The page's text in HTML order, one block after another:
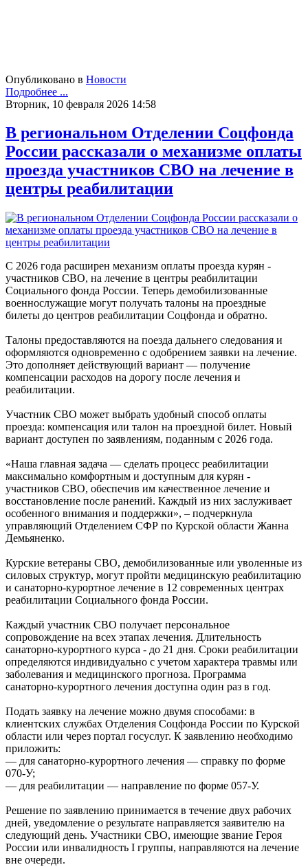
Опубликовано в Новости
Подробнее ...
Вторник, 10 февраля 2026 14:58
В региональном Отделении Соцфонда
России рассказали о механизме оплаты
проезда участников СВО на лечение в
центры реабилитации
С 2026 года расширен механизм оплаты проезда курян -
участников СВО, на лечение в центры реабилитации
Социального фонда России. Теперь демобилизованные
военнослужащие могут получать талоны на проездные
билеты до центров реабилитации Соцфонда и обратно.
Талоны предоставляются на поезда дальнего следования и
оформляются одновременно с одобрением заявки на лечение.
Это дополняет действующий вариант — получение
компенсации расходов на дорогу после лечения и
реабилитации.
Участник СВО может выбрать удобный способ оплаты
проезда: компенсация или талон на проездной билет. Новый
вариант доступен по заявлениям, поданным с 2026 года.
«Наша главная задача — сделать процесс реабилитации
максимально комфортным и доступным для курян -
участников СВО, обеспечив им качественное лечение и
восстановление после ранений. Каждый из них заслуживает
особенного внимания и поддержки», – подчеркнула
управляющий Отделением СФР по Курской области Жанна
Демьяненко.
Курские ветераны СВО, демобилизованные или уволенные из
силовых структур, могут пройти медицинскую реабилитацию
и санаторно-курортное лечение в 12 современных центрах
реабилитации Социального фонда России.
Каждый участник СВО получает персональное
сопровождение на всех этапах лечения. Длительность
санаторно‑курортного курса - до 21 дня. Сроки реабилитации
определяются индивидуально с учетом характера травмы или
заболевания и медицинского прогноза. Программа
санаторно‑курортного лечения доступна один раз в год.
Подать заявку на лечение можно двумя способами: в
клиентских службах Отделения Соцфонда России по Курской
области или через портал госуслуг. К заявлению необходимо
приложить:
— для санаторно-курортного лечения — справку по форме
070-У;
— для реабилитации — направление по форме 057-У.
Решение по заявлению принимается в течение двух рабочих
дней, уведомление о результате направляется заявителю на
следующий день. Участники СВО, имеющие звание Героя
России или инвалидность I группы, направляются на лечение
вне очереди.